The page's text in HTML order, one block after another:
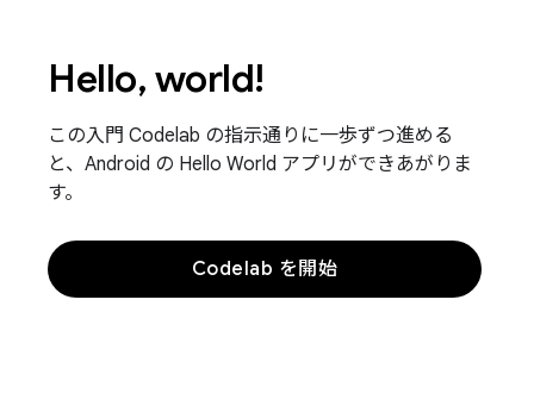
Hello, world!
この入門 Codelab の指示通りに一歩ずつ進める
と、Android の Hello World アプリができあがりま
す。
Codelab を開始